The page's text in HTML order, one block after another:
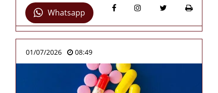
Whatsapp
01/07/2026 08:49